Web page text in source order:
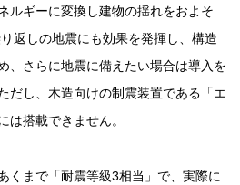
ルギーに変換し建物の揺れをおよそ
返しの地震にも効果を発揮し、構造
、さらに地震に備えたい場合は導入を
だし、木造向けの制震装置である「エ
は搭載できません。
くまで「耐震等級3相当」で、実際に